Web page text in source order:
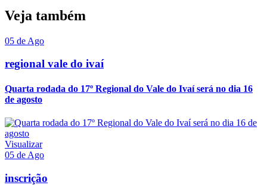
Veja também
05 de Ago
regional vale do ivaí
Quarta rodada do 17º Regional do Vale do Ivaí será no dia 16
de agosto
Visualizar
05 de Ago
inscrição